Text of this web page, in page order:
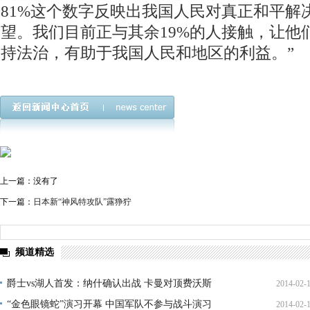
81%这个数字反映出我国人民对真正和平解
望。我们目前正与其余19%的人接触，让他
持法治，有助于我国人民和地区的利益。”
上一篇：没有了
下一篇： 日本新“神风特攻队”露狰狞
频道精选
爵士vs湖人首发：纳什确认出战 卡曼对顶费沃斯 2014-02-
“金色眼镜蛇”演习开幕 中国军队不参与战斗演习 2014-02-